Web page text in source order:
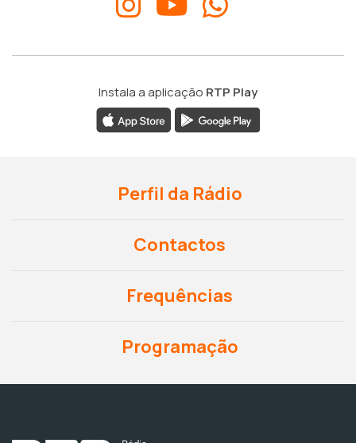
Instala a aplicação RTP Play
Perfil da Rádio
Contactos
Frequências
Programação